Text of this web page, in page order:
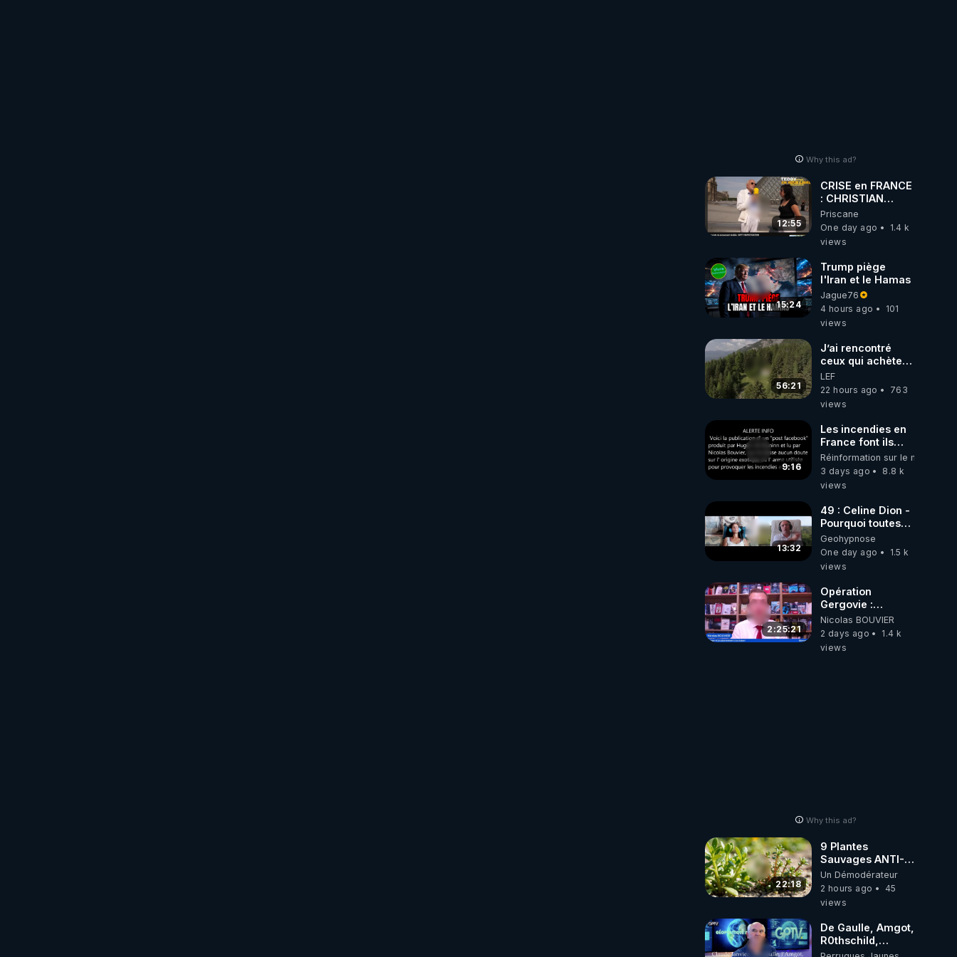
Why this ad?
12:55
CRISE en FRANCE
: CHRISTIAN
COTTEN FAIT une
étrange
découverte
Priscane
One day ago
1.4 k
views
15:24
Trump piège
l'Iran et le Hamas
Jague76
4 hours ago
101
views
56:21
J’ai rencontré
ceux qui achètent
des bunkers pour
survivre à la fin
du monde
LEF
22 hours ago
763
views
9:16
Les incendies en
France font ils
partie d' un plan
qui aurait débuté
le 11 septembre
Réinformation sur le monde
3 days ago
8.8 k
views
13:32
49 : Celine Dion -
Pourquoi toutes
ces rumeurs ?
Enquête sous
hypnose
Geohypnose
One day ago
1.5 k
views
2:25:21
Opération
Gergovie :
‪@38resistancegauloise‬
‪@MarionSigautOfficiel‬
‪@gladysriifard5710‬
Nicolas BOUVIER
2 days ago
1.4 k
views
Why this ad?
22:18
9 Plantes
Sauvages ANTI-
FAMINE: ces
Ressources
Haies
Un Démodérateur
2 hours ago
45
views
De Gaulle, Amgot,
R0thschild,
Macron &